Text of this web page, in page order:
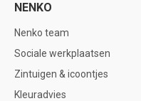
NENKO
Nenko team
Sociale werkplaatsen
Zintuigen & icoontjes
Kleuradvies